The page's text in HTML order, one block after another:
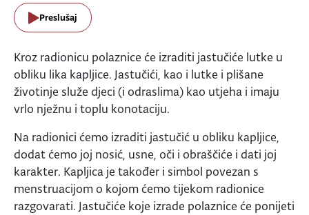
Preslušaj
Kroz radionicu polaznice će izraditi jastučiće lutke u
obliku lika kapljice. Jastučići, kao i lutke i plišane
životinje služe djeci (i odraslima) kao utjeha i imaju
vrlo nježnu i toplu konotaciju.
Na radionici ćemo izraditi jastučić u obliku kapljice,
dodat ćemo joj nosić, usne, oči i obraščiće i dati joj
karakter. Kapljica je također i simbol povezan s
menstruacijom o kojom ćemo tijekom radionice
razgovarati. Jastučiće koje izrade polaznice će ponijeti